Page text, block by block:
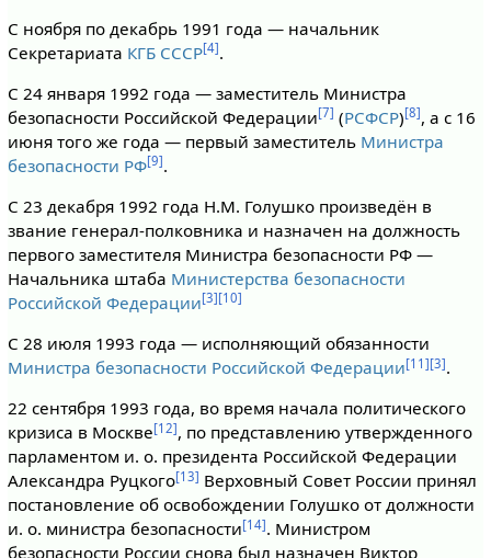
С ноября по декабрь 1991 года — начальник
Секретариата КГБ СССР[4].
С 24 января 1992 года — заместитель Министра
безопасности Российской Федерации[7] (РСФСР)[8], а с 16
июня того же года — первый заместитель Министра
безопасности РФ[9].
С 23 декабря 1992 года Н.М. Голушко произведён в
звание генерал-полковника и назначен на должность
первого заместителя Министра безопасности РФ —
Начальника штаба Министерства безопасности
Российской Федерации[3][10]
С 28 июля 1993 года — исполняющий обязанности
Министра безопасности Российской Федерации[11][3].
22 сентября 1993 года, во время начала политического
кризиса в Москве[12], по представлению утвержденного
парламентом и. о. президента Российской Федерации
Александра Руцкого[13] Верховный Совет России принял
постановление об освобождении Голушко от должности
и. о. министра безопасности[14]. Министром
безопасности России снова был назначен Виктор